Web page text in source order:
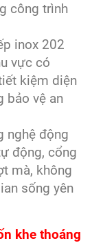
công trình
inox 202
vực có
kiệm diện
bảo vệ an
nghệ động
động, cổng
mà, không
sống yên
khe thoáng